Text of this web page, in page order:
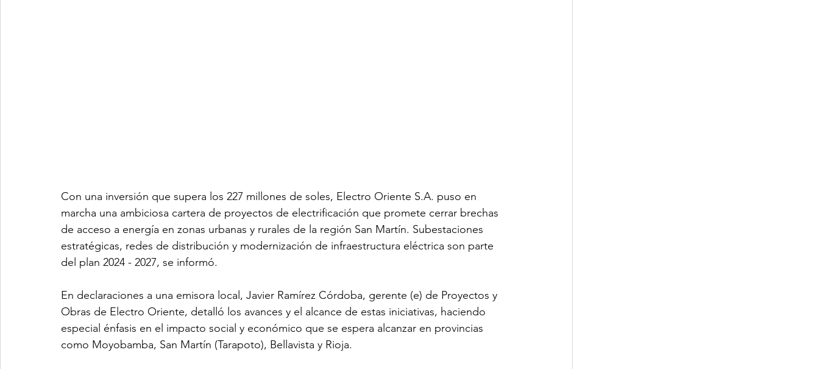
Con una inversión que supera los 227 millones de soles, Electro Oriente S.A. puso en
marcha una ambiciosa cartera de proyectos de electrificación que promete cerrar brechas
de acceso a energía en zonas urbanas y rurales de la región San Martín. Subestaciones
estratégicas, redes de distribución y modernización de infraestructura eléctrica son parte
del plan 2024 - 2027, se informó.
En declaraciones a una emisora local, Javier Ramírez Córdoba, gerente (e) de Proyectos y
Obras de Electro Oriente, detalló los avances y el alcance de estas iniciativas, haciendo
especial énfasis en el impacto social y económico que se espera alcanzar en provincias
como Moyobamba, San Martín (Tarapoto), Bellavista y Rioja.